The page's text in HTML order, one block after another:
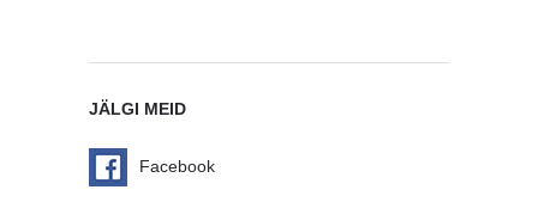
JÄLGI MEID
Facebook